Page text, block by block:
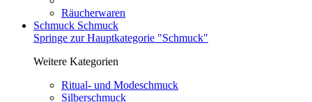
Räucherwaren
Schmuck Schmuck
Springe zur Hauptkategorie "Schmuck"
Weitere Kategorien
Ritual- und Modeschmuck
Silberschmuck